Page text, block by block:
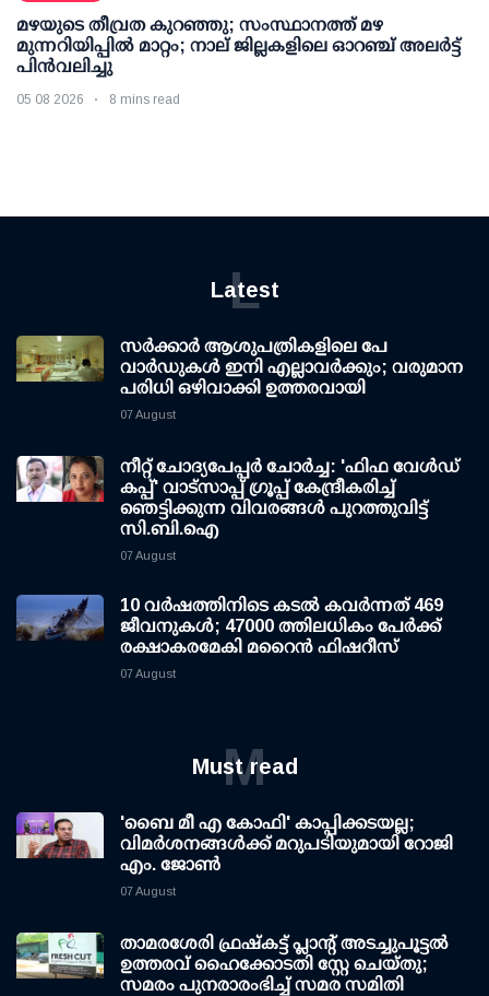
മഴയുടെ തീവ്രത കുറഞ്ഞു; സംസ്ഥാനത്ത് മഴ
മുന്നറിയിപ്പിൽ മാറ്റം; നാല് ജില്ലകളിലെ ഓറഞ്ച് അലർട്ട്
പിൻവലിച്ചു
05 08 2026 8 mins read
Latest
L
സര്‍ക്കാര്‍ ആശുപത്രികളിലെ പേ
വാര്‍ഡുകള്‍ ഇനി എല്ലാവര്‍ക്കും; വരുമാന
പരിധി ഒഴിവാക്കി ഉത്തരവായി
07 August
നീറ്റ് ചോദ്യപേപ്പര്‍ ചോര്‍ച്ച: 'ഫിഫ വേള്‍ഡ്
കപ്പ്' വാട്സാപ്പ് ഗ്രൂപ്പ് കേന്ദ്രീകരിച്ച്
ഞെട്ടിക്കുന്ന വിവരങ്ങള്‍ പുറത്തുവിട്ട്
സി.ബി.ഐ
07 August
10 വര്‍ഷത്തിനിടെ കടല്‍ കവര്‍ന്നത് 469
ജീവനുകള്‍; 47000 ത്തിലധികം പേര്‍ക്ക്
രക്ഷാകരമേകി മറൈന്‍ ഫിഷറീസ്
07 August
Must read
M
'ബൈ മീ എ കോഫി' കാപ്പിക്കടയല്ല;
വിമര്‍ശനങ്ങള്‍ക്ക് മറുപടിയുമായി റോജി
എം. ജോണ്‍
07 August
താമരശേരി ഫ്രഷ്കട്ട് പ്ലാന്റ് അടച്ചുപൂട്ടൽ
ഉത്തരവ് ഹൈക്കോടതി സ്റ്റേ ചെയ്തു;
സമരം പുനരാരംഭിച്ച് സമര സമിതി